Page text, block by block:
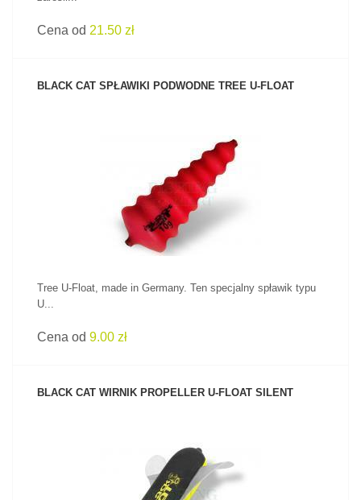
Cena od 21.50 zł
BLACK CAT SPŁAWIKI PODWODNE TREE U-FLOAT
ZOBACZ PRODUKT
Tree U-Float, made in Germany. Ten specjalny spławik typu
U...
Cena od 9.00 zł
BLACK CAT WIRNIK PROPELLER U-FLOAT SILENT
ZOBACZ PRODUKT